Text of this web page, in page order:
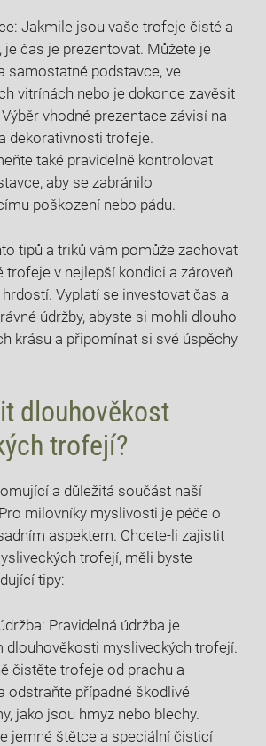
Jakmile jsou vaše trofeje čisté a
je čas je prezentovat. Můžete je
samostatné podstavce, ve
vitrínách nebo je dokonce zavěsit
vhodné prezentace závisí na
dekorativnosti trofeje.
také pravidelně kontrolovat
aby se zabránilo
poškození nebo pádu.
tipů a triků vám pomůže zachovat
trofeje v nejlepší kondici a zároveň
Vyplatí se investovat čas a
údržby, abyste si mohli dlouho
krásu a připomínat si své úspěchy
dlouhověkost
trofejí?
a důležitá součást naší
milovníky myslivosti je péče o
aspektem. Chcete-li zajistit
trofejí, měli byste
tipy:
Pravidelná údržba je
dlouhověkosti mysliveckých trofejí.
čistěte trofeje od prachu a
odstraňte případné škodlivé
jako jsou hmyz nebo blechy.
jemné štětce a speciální čisticí